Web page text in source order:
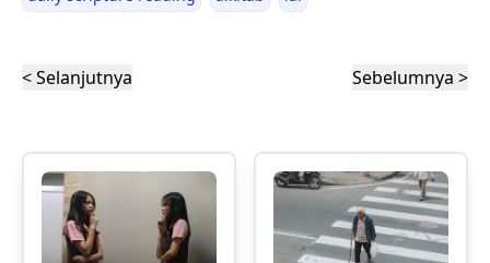
< Selanjutnya Sebelumnya >